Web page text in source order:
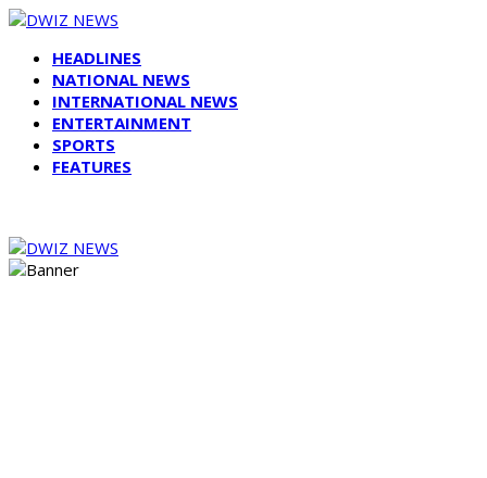
HEADLINES
NATIONAL NEWS
INTERNATIONAL NEWS
ENTERTAINMENT
SPORTS
FEATURES